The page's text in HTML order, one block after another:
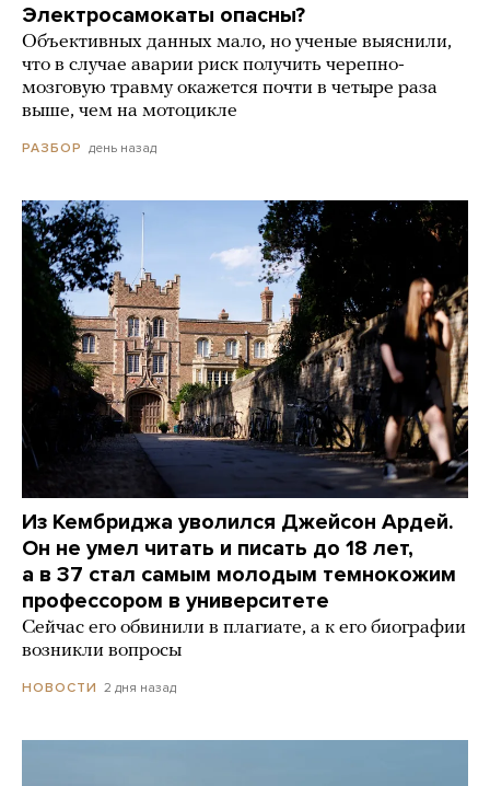
Электросамокаты опасны?
Объективных данных мало, но ученые выяснили,
что в случае аварии риск получить черепно-
мозговую травму окажется почти в четыре раза
выше, чем на мотоцикле
РАЗБОР день назад
Из Кембриджа уволился Джейсон Ардей.
Он не умел читать и писать до 18 лет,
а в 37 стал самым молодым темнокожим
профессором в университете
Сейчас его обвинили в плагиате, а к его биографии
возникли вопросы
НОВОСТИ 2 дня назад